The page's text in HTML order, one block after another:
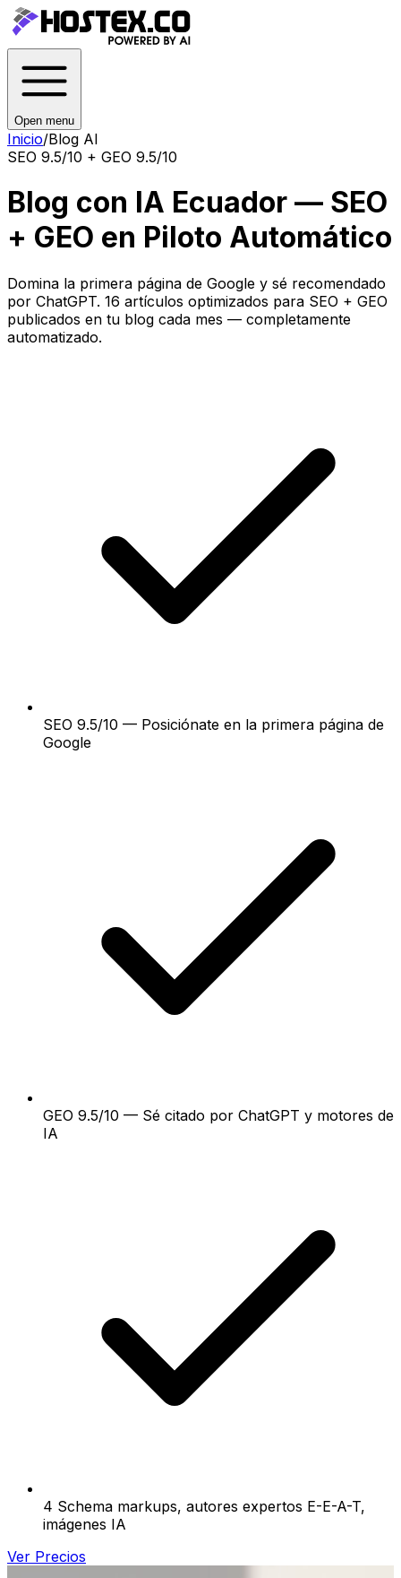
Open menu
Inicio/Blog AI
SEO 9.5/10 + GEO 9.5/10
Blog con IA Ecuador — SEO
+ GEO en Piloto Automático
Domina la primera página de Google y sé recomendado
por ChatGPT. 16 artículos optimizados para SEO + GEO
publicados en tu blog cada mes — completamente
automatizado.
SEO 9.5/10 — Posiciónate en la primera página de
Google
GEO 9.5/10 — Sé citado por ChatGPT y motores de
IA
4 Schema markups, autores expertos E-E-A-T,
imágenes IA
Ver Precios